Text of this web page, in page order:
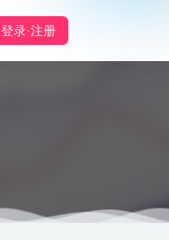
登录·注册